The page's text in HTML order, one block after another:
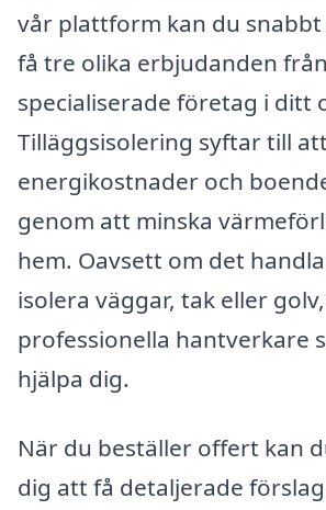
vår plattform kan du
få tre olika erbjudanden från
specialiserade företag i ditt
Tilläggsisolering syftar till
energikostnader och
genom att minska
hem. Oavsett om det
isolera väggar, tak eller
professionella hantverkare
hjälpa dig.
När du beställer offert kan
dig att få detaljerade